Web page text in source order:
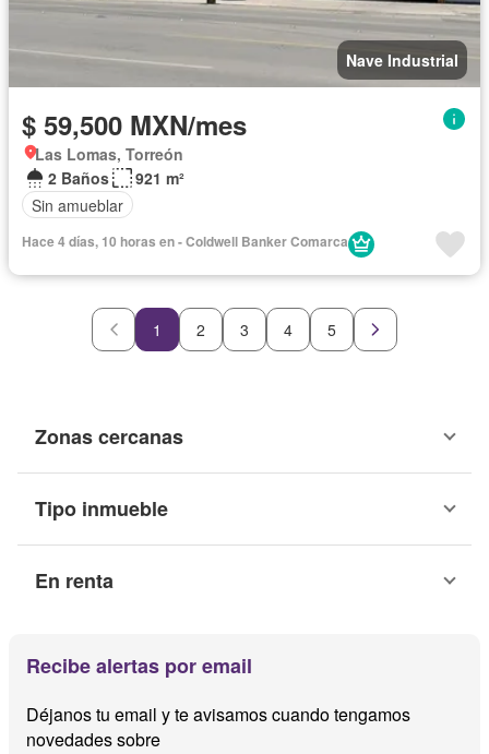
Nave Industrial
$ 59,500 MXN/mes
Las Lomas, Torreón
2 Baños
921 m²
Sin amueblar
Hace 4 días, 10 horas en - Coldwell Banker Comarca
1 2 3 4 5
Zonas cercanas
Tipo inmueble
En renta
Recibe alertas por email
Déjanos tu email y te avisamos cuando tengamos
novedades sobre